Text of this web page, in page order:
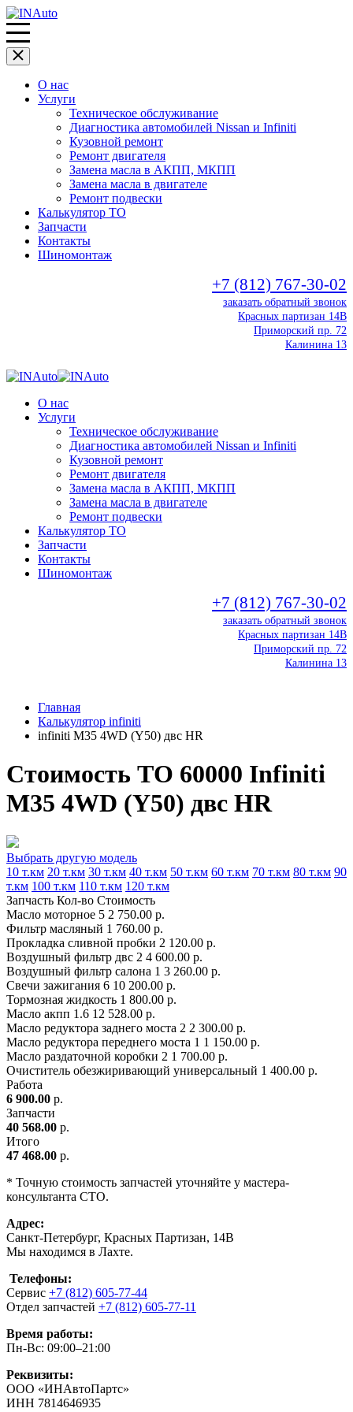
О нас
Услуги
Техническое обслуживание
Диагностика автомобилей Nissan и Infiniti
Кузовной ремонт
Ремонт двигателя
Замена масла в АКПП, МКПП
Замена масла в двигателе
Ремонт подвески
Калькулятор ТО
Запчасти
Контакты
Шиномонтаж
+7 (812) 767-30-02
заказать обратный звонок
Красных партизан 14В
Приморский пр. 72
Калинина 13
О нас
Услуги
Техническое обслуживание
Диагностика автомобилей Nissan и Infiniti
Кузовной ремонт
Ремонт двигателя
Замена масла в АКПП, МКПП
Замена масла в двигателе
Ремонт подвески
Калькулятор ТО
Запчасти
Контакты
Шиномонтаж
+7 (812) 767-30-02
заказать обратный звонок
Красных партизан 14В
Приморский пр. 72
Калинина 13
Главная
Калькулятор infiniti
infiniti M35 4WD (Y50) двс HR
Стоимость ТО 60000 Infiniti
M35 4WD (Y50) двс HR
Выбрать другую модель
10 т.км 20 т.км 30 т.км 40 т.км 50 т.км 60 т.км 70 т.км 80 т.км 90
т.км 100 т.км 110 т.км 120 т.км
Запчасть Кол-во Стоимость
Масло моторное 5 2 750.00 р.
Фильтр масляный 1 760.00 р.
Прокладка сливной пробки 2 120.00 р.
Воздушный фильтр двс 2 4 600.00 р.
Воздушный фильтр салона 1 3 260.00 р.
Свечи зажигания 6 10 200.00 р.
Тормозная жидкость 1 800.00 р.
Масло акпп 1.6 12 528.00 р.
Масло редуктора заднего моста 2 2 300.00 р.
Масло редуктора переднего моста 1 1 150.00 р.
Масло раздаточной коробки 2 1 700.00 р.
Очиститель обезжиривающий универсальный 1 400.00 р.
Работа
6 900.00 р.
Запчасти
40 568.00 р.
Итого
47 468.00 р.
* Точную стоимость запчастей уточняйте у мастера-
консультанта СТО.
Адрес:
Санкт-Петербург, Красных Партизан, 14В
Мы находимся в Лахте.
Телефоны:
Сервис +7 (812) 605-77-44
Отдел запчастей +7 (812) 605-77-11
Время работы:
Пн-Вс: 09:00–21:00
Реквизиты:
ООО «ИНАвтоПартс»
ИНН 7814646935